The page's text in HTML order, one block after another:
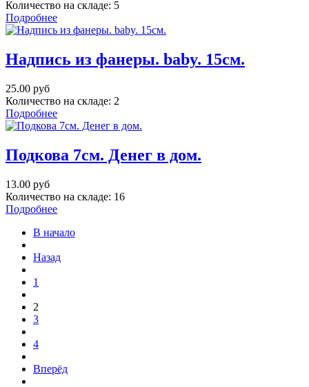
Количество на складе: 5
Подробнее
Надпись из фанеры. baby. 15см.
25.00 руб
Количество на складе: 2
Подробнее
Подкова 7см. Денег в дом.
13.00 руб
Количество на складе: 16
Подробнее
В начало
Назад
1
2
3
4
Вперёд